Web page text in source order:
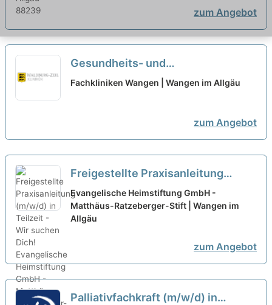
Voll- oder Teilzeit - Vielfältige
Aufgaben warten auf Sie! neu
zum Angebot
Gesundheits- und
Krankenpfleger:in oder
Weaningstation in Voll- und
Fachkliniken Wangen | Wangen im Allgäu
zum Angebot
Freigestellte Praxisanleitung
(m/w/d) in Teilzeit - Wir suchen
Dich! neu
Evangelische Heimstiftung GmbH -
Matthäus-Ratzeberger-Stift | Wangen im
Allgäu
zum Angebot
Palliativfachkraft (m/w/d) in